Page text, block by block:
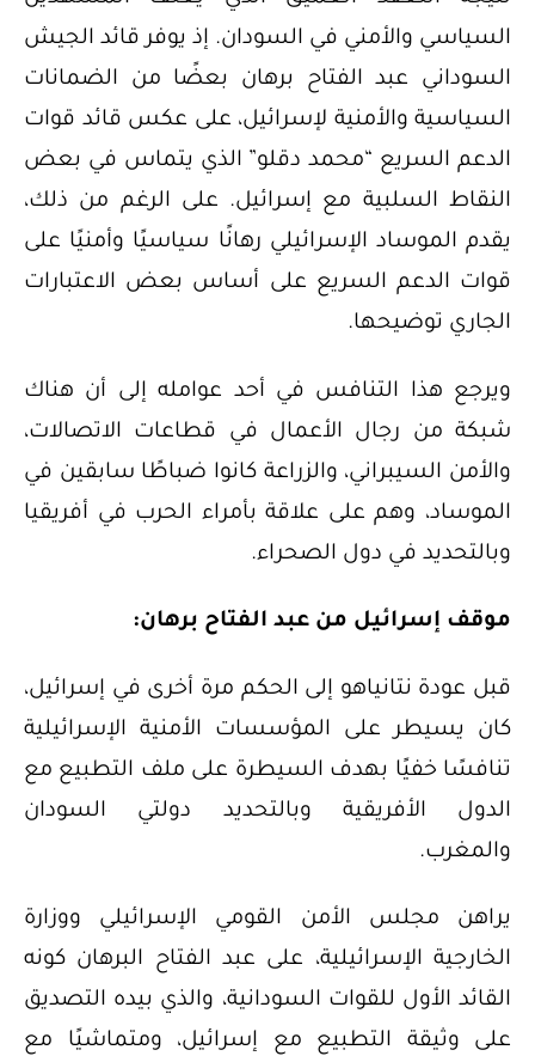
السياسي والأمني في السودان. إذ يوفر قائد الجيش
السوداني عبد الفتاح برهان بعضًا من الضمانات
السياسية والأمنية لإسرائيل، على عكس قائد قوات
الدعم السريع “محمد دقلو” الذي يتماس في بعض
النقاط السلبية مع إسرائيل. على الرغم من ذلك،
يقدم الموساد الإسرائيلي رهانًا سياسيًا وأمنيًا على
قوات الدعم السريع على أساس بعض الاعتبارات
الجاري توضيحها.
ويرجع هذا التنافس في أحد عوامله إلى أن هناك
شبكة من رجال الأعمال في قطاعات الاتصالات،
والأمن السيبراني، والزراعة كانوا ضباطًا سابقين في
الموساد، وهم على علاقة بأمراء الحرب في أفريقيا
وبالتحديد في دول الصحراء.
موقف إسرائيل من عبد الفتاح برهان:
قبل عودة نتانياهو إلى الحكم مرة أخرى في إسرائيل،
كان يسيطر على المؤسسات الأمنية الإسرائيلية
تنافسًا خفيًا بهدف السيطرة على ملف التطبيع مع
الدول الأفريقية وبالتحديد دولتي السودان
والمغرب.
يراهن مجلس الأمن القومي الإسرائيلي ووزارة
الخارجية الإسرائيلية، على عبد الفتاح البرهان كونه
القائد الأول للقوات السودانية، والذي بيده التصديق
على وثيقة التطبيع مع إسرائيل، ومتماشيًا مع